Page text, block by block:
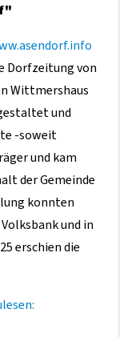
Dorfzeitung von
Wittmershaus
und
-soweit
und kam
der Gemeinde
konnten
und in
erschien die